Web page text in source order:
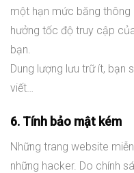
một hạn mức băng thông
hưởng tốc độ truy cập
bạn.
Dung lượng lưu trữ ít, bạn
viết…
6. Tính bảo mật kém
Những trang website
những hacker. Do chính